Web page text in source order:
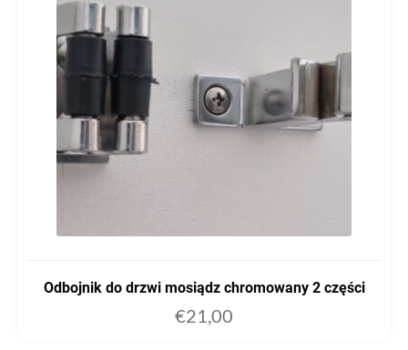
Odbojnik do drzwi mosiądz chromowany 2 części
€21,00